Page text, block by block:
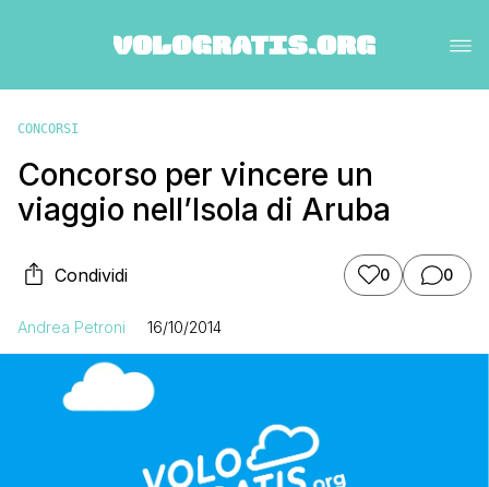
CONCORSI
Concorso per vincere un
viaggio nell’Isola di Aruba
Condividi 0 0
Andrea Petroni 16/10/2014